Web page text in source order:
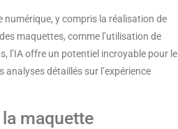
numérique, y compris la réalisation de
maquettes, comme l’utilisation de
l’IA offre un potentiel incroyable pour le
détaillés sur l’expérience
maquette